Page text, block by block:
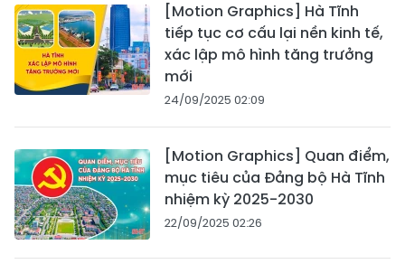
[Motion Graphics] Hà Tĩnh
tiếp tục cơ cấu lại nền kinh tế,
xác lập mô hình tăng trưởng
mới
24/09/2025 02:09
[Motion Graphics] Quan điểm,
mục tiêu của Đảng bộ Hà Tĩnh
nhiệm kỳ 2025-2030
22/09/2025 02:26